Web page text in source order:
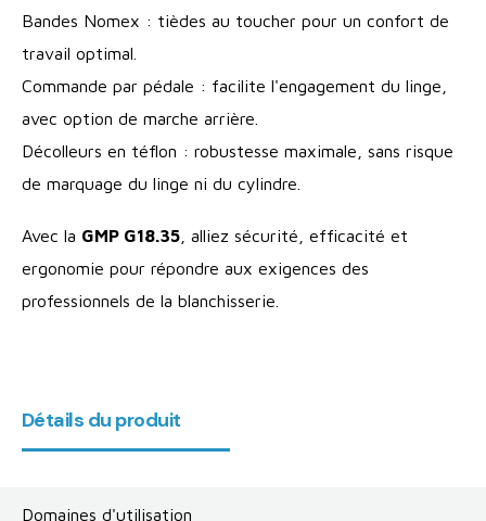
Bandes Nomex : tièdes au toucher pour un confort de
travail optimal.
Commande par pédale : facilite l'engagement du linge,
avec option de marche arrière.
Décolleurs en téflon : robustesse maximale, sans risque
de marquage du linge ni du cylindre.
Avec la GMP G18.35, alliez sécurité, efficacité et
ergonomie pour répondre aux exigences des
professionnels de la blanchisserie.
Détails du produit
Domaines d'utilisation